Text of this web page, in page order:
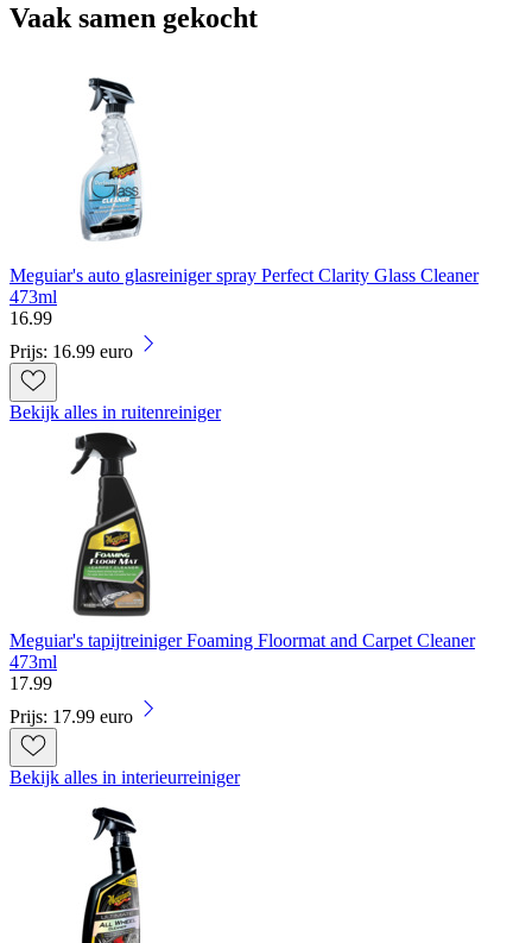
Vaak samen gekocht
Meguiar's auto glasreiniger spray Perfect Clarity Glass Cleaner
473ml
16.99
Prijs: 16.99 euro
Bekijk alles in ruitenreiniger
Meguiar's tapijtreiniger Foaming Floormat and Carpet Cleaner
473ml
17.99
Prijs: 17.99 euro
Bekijk alles in interieurreiniger